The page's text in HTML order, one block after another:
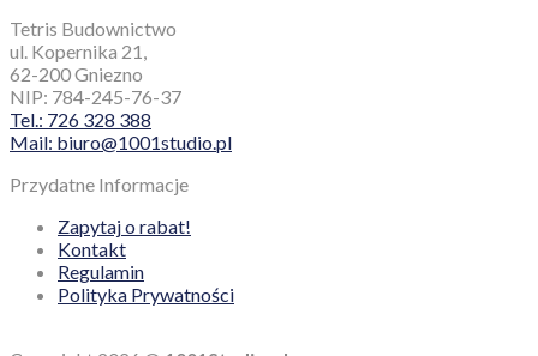
Tetris Budownictwo
ul. Kopernika 21,
62-200 Gniezno
NIP: 784-245-76-37
Tel.: 726 328 388
Mail: biuro@1001studio.pl
Przydatne Informacje
Zapytaj o rabat!
Kontakt
Regulamin
Polityka Prywatności